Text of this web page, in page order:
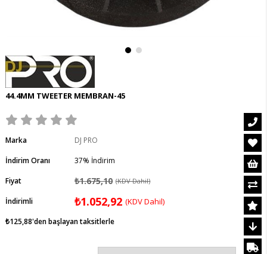
44.4MM TWEETER MEMBRAN-45
Marka
DJ PRO
İndirim Oranı
%
37
İndirim
Fiyat
₺1.675,10 (KDV Dahil)
İndirimli ₺1.052,92 (KDV Dahil)
₺125,88'den başlayan taksitlerle